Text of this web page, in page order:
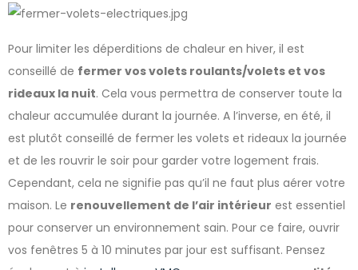
Pour limiter les déperditions de chaleur en hiver, il est
conseillé de fermer vos volets roulants/volets et vos
rideaux la nuit. Cela vous permettra de conserver toute la
chaleur accumulée durant la journée. A l’inverse, en été, il
est plutôt conseillé de fermer les volets et rideaux la journée
et de les rouvrir le soir pour garder votre logement frais.
Cependant, cela ne signifie pas qu’il ne faut plus aérer votre
maison. Le renouvellement de l’air intérieur est essentiel
pour conserver un environnement sain. Pour ce faire, ouvrir
vos fenêtres 5 à 10 minutes par jour est suffisant. Pensez